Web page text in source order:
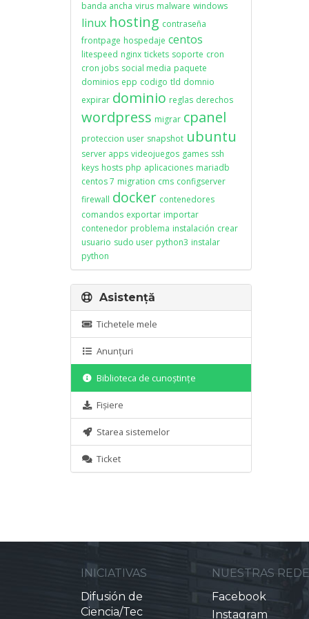
banda ancha virus malware windows
linux hosting contraseña
frontpage hospedaje centos
litespeed nginx tickets soporte cron
cron jobs social media paquete
dominios epp codigo tld domnio
expirar dominio reglas derechos
wordpress migrar cpanel
proteccion user snapshot ubuntu
server apps videojuegos games ssh
keys hosts php aplicaciones mariadb
centos 7 migration cms configserver
firewall docker contenedores
comandos exportar importar
contenedor problema instalación crear
usuario sudo user python3 instalar
python
Asistență
Tichetele mele
Anunțuri
Biblioteca de cunoștințe
Fișiere
Starea sistemelor
Ticket
INICIATIVAS
Difusión de
Ciencia/Tec
NUESTRAS
Facebook
Instagram